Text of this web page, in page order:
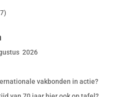
2026
vakbonden in actie?